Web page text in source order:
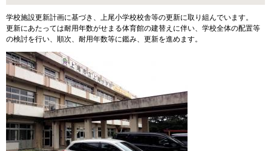
学校施設更新計画に基づき、上尾小学校校舎等の更新に取り組んでいます。
更新にあたっては耐用年数がせまる体育館の建替えに伴い、学校全体の配置等
の検討を行い、順次、耐用年数等に鑑み、更新を進めます。